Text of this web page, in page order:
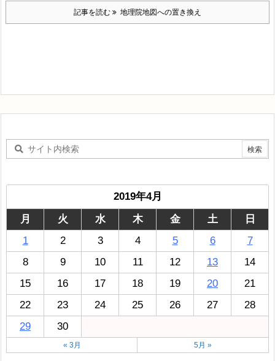
記事を読む 地理院地図への置き換え
2019年4月
月
火 水 木 金 土
日
1
2 3 4 5 6
7
8
9 10 11 12 13
14
15
16 17 18 19 20
21
22
23 24 25 26 27
28
29
30
« 3月 5月 »